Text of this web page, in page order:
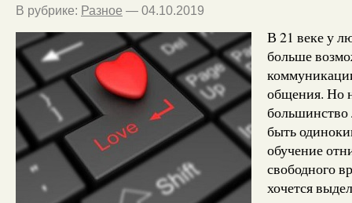
В рубрике: Разное — 04.10.2019
В 21 веке у
больше
общения. Но
быть
обучение
свободного
хочется